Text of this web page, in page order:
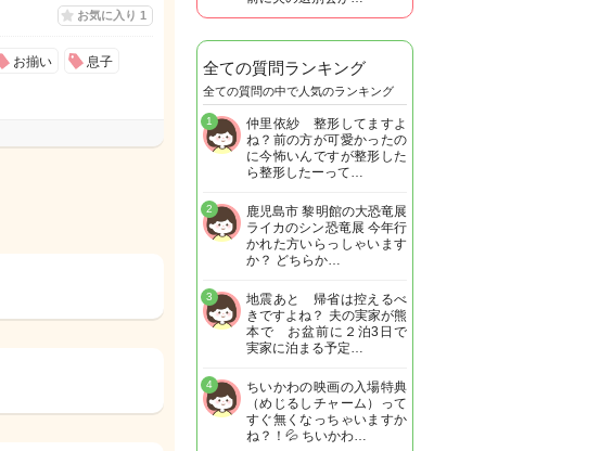
お気に入り 1
お揃い 息子 全ての質問ランキング
全ての質問の中で人気のランキング
仲里依紗 整形してますよ
ね？前の方が可愛かったの
に今怖いんですが整形した
ら整形したーって…
1
鹿児島市 黎明館の大恐竜展
ライカのシン恐竜展 今年行
かれた方いらっしゃいます
か？ どちらか…
2
地震あと 帰省は控えるべ
きですよね？ 夫の実家が熊
本で お盆前に２泊3日で
実家に泊まる予定…
3
ちいかわの映画の入場特典
（めじるしチャーム）って
すぐ無くなっちゃいますか
ね？！💦 ちいかわ…
4